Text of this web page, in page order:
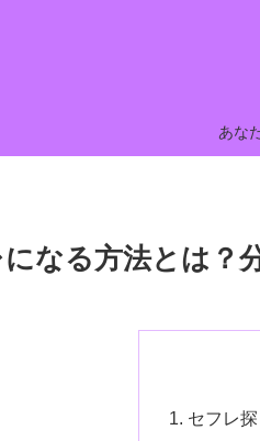
あな
なる方法とは？
セフレ